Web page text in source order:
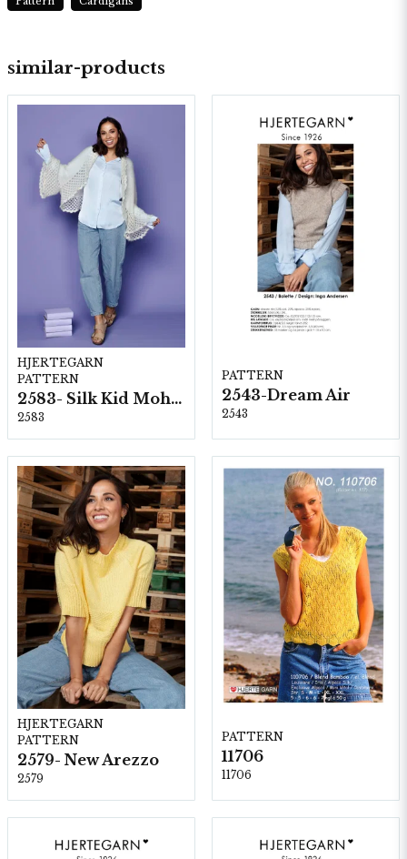
similar-products
HJERTEGARN
PATTERN
2583- Silk Kid Mohair
2583
PATTERN
2543-Dream Air
2543
HJERTEGARN
PATTERN
2579- New Arezzo
2579
PATTERN
11706
11706